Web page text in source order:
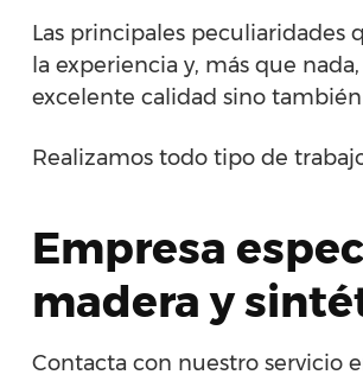
Las principales peculiaridades
la experiencia y, más que
excelente calidad sino
Realizamos todo tipo de
Empresa
madera y
Contacta con nuestro servicio